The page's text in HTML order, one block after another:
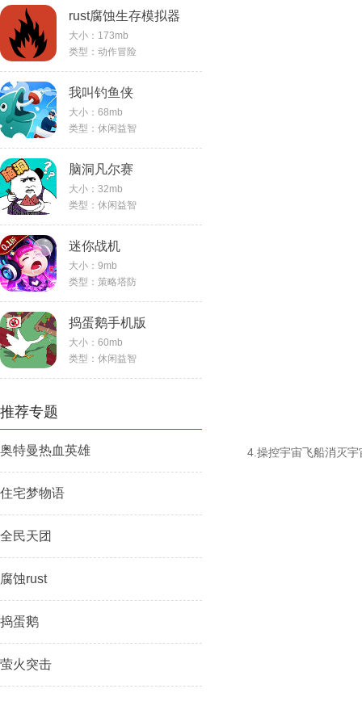
rust腐蚀生存模拟器
大小：173mb
类型：动作冒险
我叫钓鱼侠
大小：68mb
类型：休闲益智
脑洞凡尔赛
大小：32mb
类型：休闲益智
迷你战机
大小：9mb
类型：策略塔防
捣蛋鹅手机版
大小：60mb
类型：休闲益智
推荐专题
奥特曼热血英雄
住宅梦物语
全民天团
腐蚀rust
捣蛋鹅
萤火突击
4.操控宇宙飞船消灭